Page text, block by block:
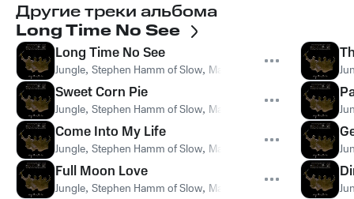
Другие треки альбома
Long Time No See
Long Time No See
Jungle, Stephen Hamm of Slow, Mark Kleiner
Sweet Corn Pie
Jungle, Stephen Hamm of Slow, Mark Kleiner
Come Into My Life
Jungle, Stephen Hamm of Slow, Mark Kleiner
Full Moon Love
Jungle, Stephen Hamm of Slow, Mark Kleiner